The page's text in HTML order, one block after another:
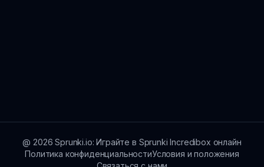
@ 2026 Sprunki.io: Играйте в Sprunki Incredibox онлайн
Политика конфиденциальностиУсловия и положения